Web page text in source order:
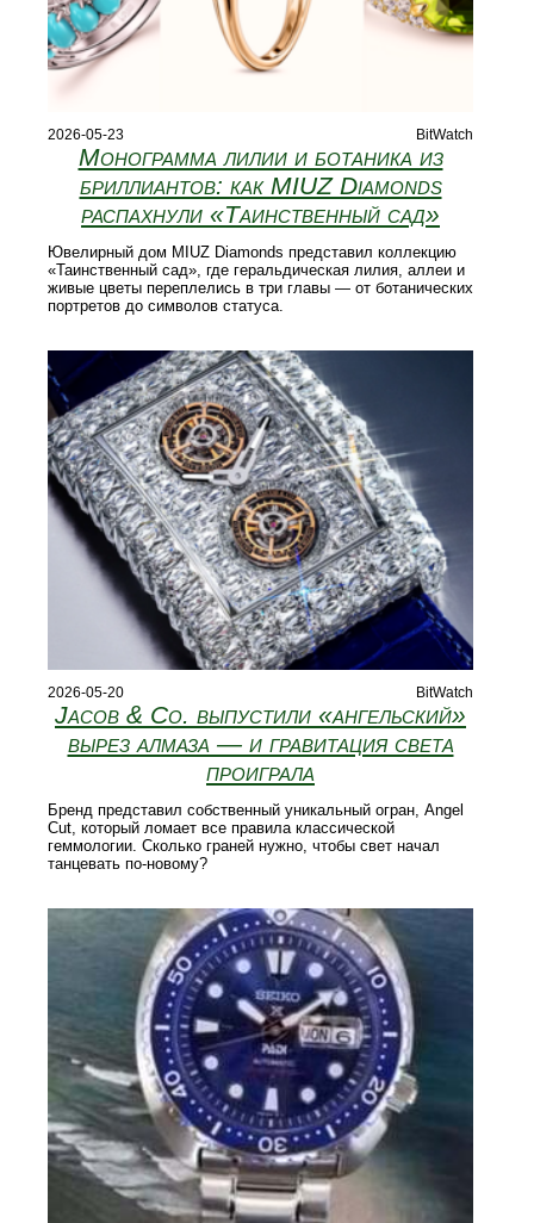
2026-05-23 BitWatch
Монограмма лилии и ботаника из
бриллиантов: как MIUZ Diamonds
распахнули «Таинственный сад»
Ювелирный дом MIUZ Diamonds представил коллекцию
«Таинственный сад», где геральдическая лилия, аллеи и
живые цветы переплелись в три главы — от ботанических
портретов до символов статуса.
2026-05-20 BitWatch
Jacob & Co. выпустили «ангельский»
вырез алмаза — и гравитация света
проиграла
Бренд представил собственный уникальный огран, Angel
Cut, который ломает все правила классической
геммологии. Сколько граней нужно, чтобы свет начал
танцевать по-новому?